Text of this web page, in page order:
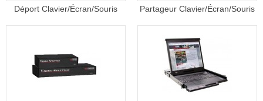
Déport Clavier/Écran/Souris Partageur Clavier/Écran/Souris